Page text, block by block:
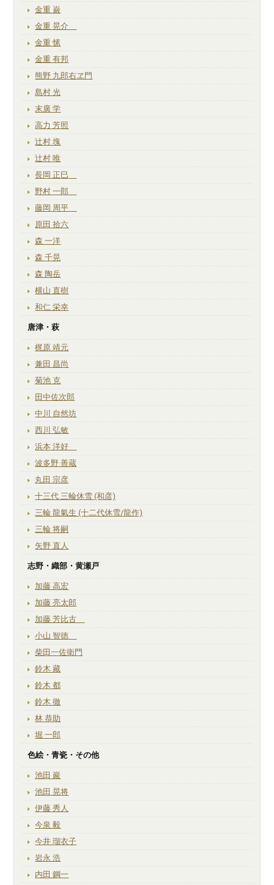
金重 巌
金重 晃介
金重 愫
金重 有邦
熊野 九郎右ヱ門
島村 光
末廣 学
高力 芳照
辻村 塊
辻村 唯
長岡 正巳
野村 一郎
藤岡 周平
原田 拾六
森 一洋
森 千晃
森 陶岳
横山 直樹
和仁 栄幸
唐津・萩
梶原 靖元
兼田 昌尚
菊池 克
田中佐次郎
中川 自然坊
西川 弘敏
浜本 洋好
波多野 善蔵
丸田 宗彦
十三代 三輪休雪 (和彦)
三輪 龍氣生 (十二代休雪/龍作)
三輪 将嗣
矢野 直人
志野・織部・黄瀬戸
加藤 高宏
加藤 亮太郎
加藤 芳比古
小山 智徳
柴田一佐衛門
鈴木 藏
鈴木 都
鈴木 徹
林 恭助
堀 一郎
色絵・青瓷・その他
池田 巖
池田 晃将
伊藤 秀人
今泉 毅
今井 瑠衣子
岩永 浩
内田 鋼一